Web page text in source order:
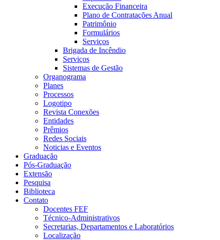
Execução Financeira
Plano de Contratações Anual
Patrimônio
Formulários
Serviços
Brigada de Incêndio
Serviços
Sistemas de Gestão
Organograma
Planes
Processos
Logotipo
Revista Conexões
Entidades
Prêmios
Redes Sociais
Noticias e Eventos
Graduação
Pós-Graduação
Extensão
Pesquisa
Biblioteca
Contato
Docentes FEF
Técnico-Administrativos
Secretarias, Departamentos e Laboratórios
Localização